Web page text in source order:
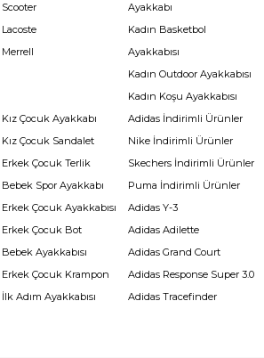
Scooter
Lacoste
Merrell
Ayakkabı
Kadın Basketbol
Ayakkabısı
Kadın Outdoor Ayakkabısı
Kadın Koşu Ayakkabısı
Kız Çocuk Ayakkabı
Kız Çocuk Sandalet
Erkek Çocuk Terlik
Bebek Spor Ayakkabı
Erkek Çocuk Ayakkabısı
Erkek Çocuk Bot
Bebek Ayakkabısı
Erkek Çocuk Krampon
İlk Adım Ayakkabısı
Adidas İndirimli Ürünler
Nike İndirimli Ürünler
Skechers İndirimli Ürünler
Puma İndirimli Ürünler
Adidas Y-3
Adidas Adilette
Adidas Grand Court
Adidas Response Super 3.0
Adidas Tracefinder